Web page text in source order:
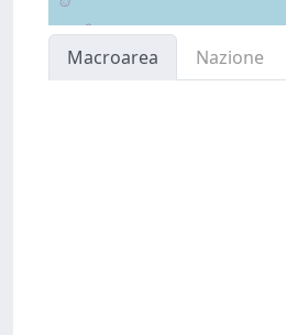
Macroarea Nazione